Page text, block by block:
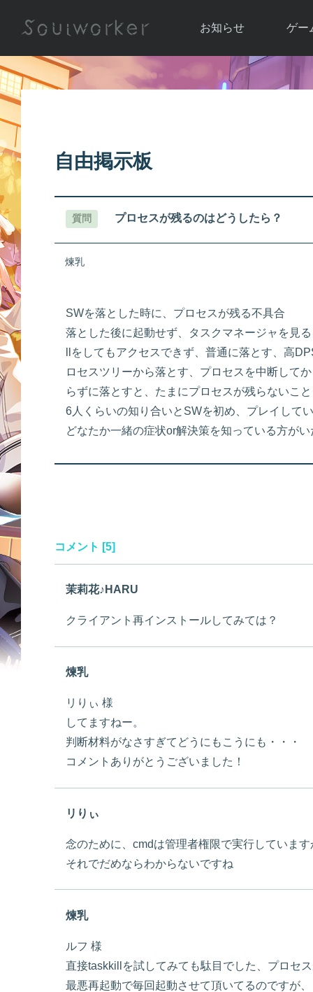
お知らせ
お知らせ一覧
ゲー
ソウ
アップ
自由掲示板
質問 プロセスが残るのはどうしたら？
煉乳
SWを落とした時に、プロセスが残る不具合
落とした後に起動せず、タスクマネージャを見
llをしてもアクセスできず、普通に落とす、高
ロセスツリーから落とす、プロセスを中断して
らずに落とすと、たまにプロセスが残らないこ
6人くらいの知り合いとSWを初め、プレイして
どなたか一緒の症状or解決策を知っている方が
コメント [5]
茉莉花♪HARU
クライアント再インストールしてみては？
煉乳
リりぃ 様
してますねー。
判断材料がなさすぎてどうにもこうにも・・・
コメントありがとうございました！
リりぃ
念のために、cmdは管理者権限で実行しています
それでだめならわからないですね
煉乳
ルフ 様
直接taskkillを試してみても駄目でした、プロセ
最悪再起動で毎回起動させて頂いてるのですが